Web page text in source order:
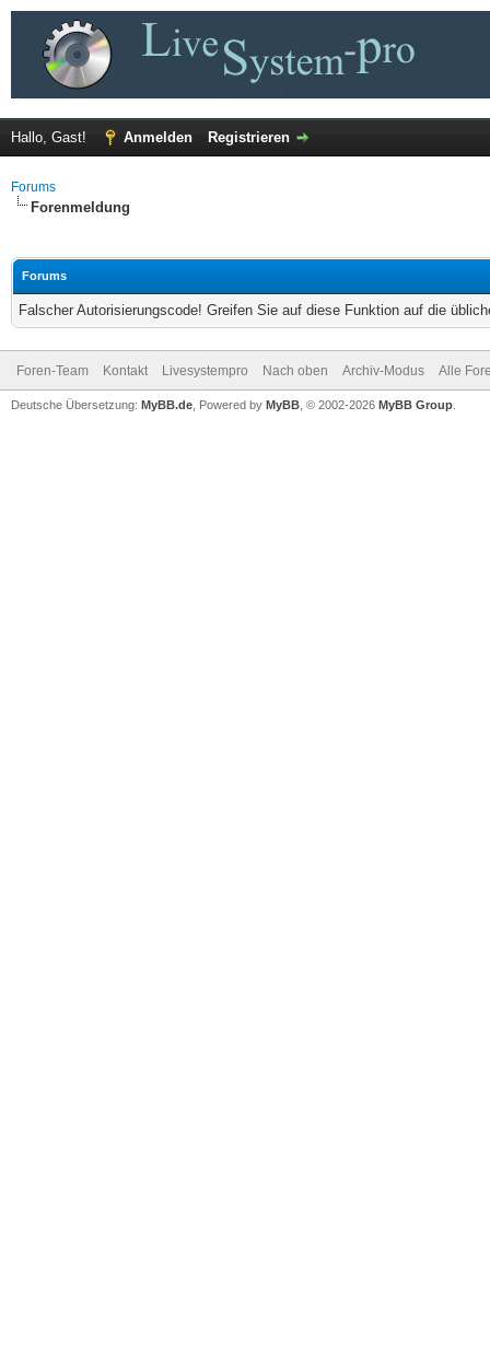
Hallo, Gast! Anmelden Registrieren
Forums
Forenmeldung
Forums
Falscher Autorisierungscode! Greifen Sie auf diese Funktion auf die
Foren-Team Kontakt Livesystempro Nach oben Archiv-Modus Alle
Deutsche Übersetzung: MyBB.de , Powered by MyBB , © 2002-2026 MyBB Group